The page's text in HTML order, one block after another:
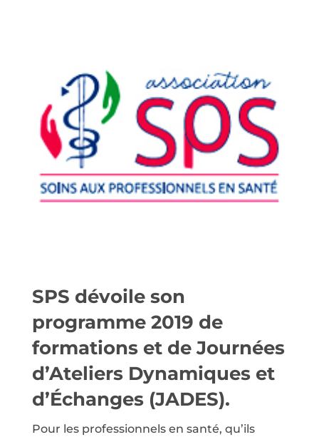
SPS dévoile son
programme 2019 de
formations et de Journées
d’Ateliers Dynamiques et
d’Échanges (JADES).
Pour les professionnels en santé, qu’ils